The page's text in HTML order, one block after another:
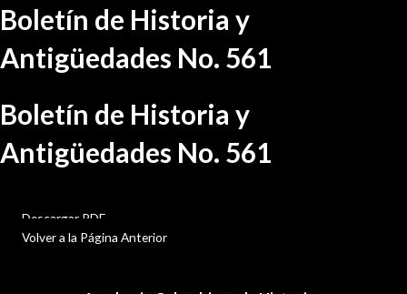
Ir
al
contenido
Boletín de Historia y
Antigüedades No. 561
Boletín de Historia y
Antigüedades No. 561
Descargar PDF
Volver a la Página Anterior